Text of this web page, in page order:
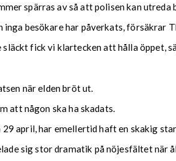
spärras av så att polisen kan
inga besökare har påverkats, försäkrar
fick vi klartecken att hålla öppet,
när elden bröt ut.
att någon ska ha skadats.
april, har emellertid haft en skakig
sig stor dramatik på nöjesfältet